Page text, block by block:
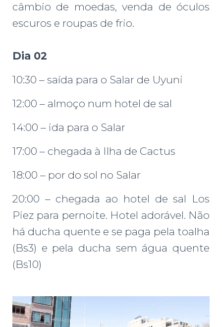
câmbio de moedas, venda de óculos
escuros e roupas de frio.
Dia 02
10:30 – saída para o Salar de Uyuni
12:00 – almoço num hotel de sal
14:00 – ida para o Salar
17:00 – chegada à Ilha de Cactus
18:00 – por do sol no Salar
20:00 – chegada ao hotel de sal Los
Piez para pernoite. Hotel adorável. Não
há ducha quente e se paga pela toalha
(Bs3) e pela ducha sem água quente
(Bs10)